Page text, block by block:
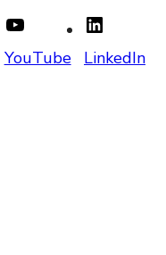
YouTube LinkedIn